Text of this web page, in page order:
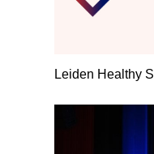
Leiden Healthy